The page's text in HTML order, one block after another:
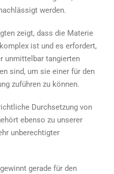
werden.
zeigt, dass die Materie
ist und es erfordert,
unmittelbar tangierten
sind, um sie einer für den
zuführen zu können.
Durchsetzung von
ebenso zu unserer
unberechtigter
gerade für den